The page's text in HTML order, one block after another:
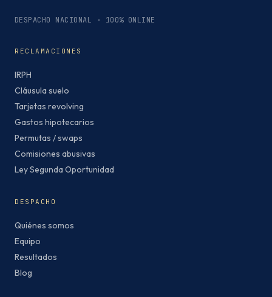
DESPACHO NACIONAL · 100% ONLINE
RECLAMACIONES
IRPH
Cláusula suelo
Tarjetas revolving
Gastos hipotecarios
Permutas / swaps
Comisiones abusivas
Ley Segunda Oportunidad
DESPACHO
Quiénes somos
Equipo
Resultados
Blog